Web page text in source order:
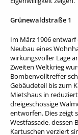
Grünewaldstraße 1
Im März 1906
Neubau eines
wirkungsvoller Lage
Zweiten Weltkrieg
Bombenvolltreffer
Gebäudeteil bis zum
Mietshaus in
dreigeschossige
entworfen. Dies zeigt
Westfassade, dessen
Kartuschen verziert